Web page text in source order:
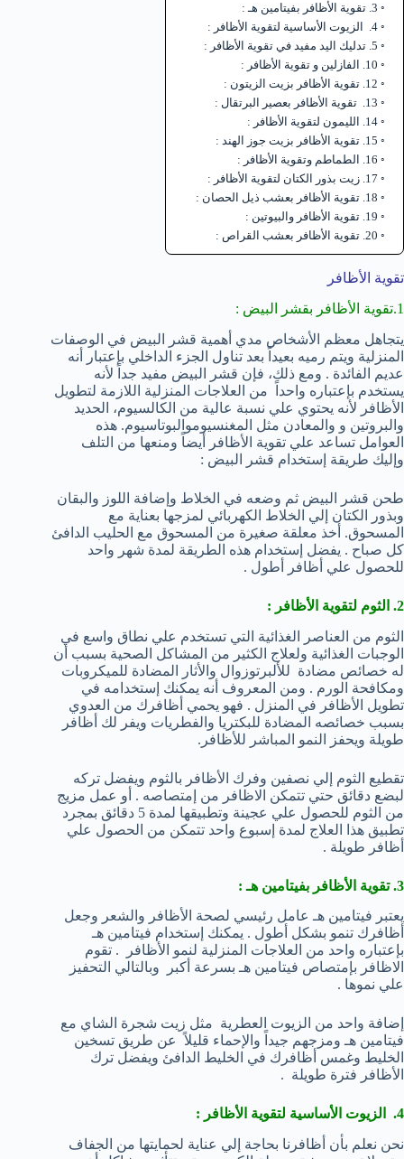
3. تقوية الأظافر بفيتامين هـ :
4. الزيوت الأساسية لتقوية الأظافر :
5. تدليك اليد مفيد في تقوية الأظافر :
10. الفازلين و تقوية الأظافر :
12. تقوية الأظافر بزيت الزيتون :
13. تقوية الأظافر بعصير البرتقال :
14. الليمون لتقوية الأظافر :
15. تقوية الأظافر بزيت جوز الهند :
16. الطماطم وتقوية الأظافر :
17. زيت بذور الكتان لتقوية الأظافر :
18. تقوية الأظافر بعشب ذيل الحصان :
19. تقوية الأظافر والبيوتين :
20. تقوية الأظافر بعشب القراص :
تقوية الأظافر
1.تقوية الأظافر بقشر البيض :
يتجاهل معظم الأشخاص مدي أهمية قشر البيض في الوصفات
المنزلية ويتم رميه بعيداً بعد تناول الجزء الداخلي بإعتبار أنه
عديم الفائدة . ومع ذلك، فإن قشر البيض مفيد جداً لأنه
يستخدم بإعتباره واحداً من العلاجات المنزلية اللازمة لتطويل
الأظافر لأنه يحتوي علي نسبة عالية من الكالسيوم، الحديد
والبروتين و والمعادن مثل المغنسيوموالبوتاسيوم. هذه
العوامل تساعد علي تقوية الأظافر أيضاً ومنعها من التلف
وإليك طريقة إستخدام قشر البيض :
طحن قشر البيض ثم وضعه في الخلاط وإضافة اللوز والبقان
وبذور الكتان إلي الخلاط الكهربائي لمزجها بعناية مع
المسحوق. أخذ معلقة صغيرة من المسحوق مع الحليب الدافئ
كل صباح . يفضل إستخدام هذه الطريقة لمدة شهر واحد
للحصول علي أظافر أطول .
2. الثوم لتقوية الأظافر :
الثوم من العناصر الغذائية التي تستخدم علي نطاق واسع في
الوجبات الغذائية ولعلاج الكثير من المشاكل الصحية بسبب أن
له خصائص مضادة للألبرتوزوال والأثار المضادة للميكروبات
ومكافحة الورم . ومن المعروف أنه يمكنك إستخدامه في
تطويل الأظافر في المنزل . فهو يحمي أظافرك من العدوي
بسبب خصائصه المضادة للبكتريا والفطريات ويفر لك أظافر
طويلة ويحفز النمو المباشر للأظافر.
تقطيع الثوم إلي نصفين وفرك الأظافر بالثوم ويفضل تركه
لبضع دقائق حتي تتمكن الاظافر من إمتصاصه . أو عمل مزيج
من الثوم للحصول علي عجينة وتطبيقها لمدة 5 دقائق بمجرد
تطبيق هذا العلاج لمدة إسبوع واحد تتمكن من الحصول علي
أظافر طويلة .
3. تقوية الأظافر بفيتامين هـ :
يعتبر فيتامين هـ عامل رئيسي لصحة الأظافر والشعر وجعل
أظافرك تنمو بشكل أطول . يمكنك إستخدام فيتامين هـ
بإعتباره واحد من العلاجات المنزلية لنمو الأظافر . تقوم
الاظافر بإمتصاص فيتامين هـ بسرعة أكبر وبالتالي التحفيز
علي نموها .
إضافة واحد من الزيوت العطرية مثل زيت شجرة الشاي مع
فيتامين هـ ومزجهم جيداً والإحماء قليلاً عن طريق تسخين
الخليط وغمس أظافرك في الخليط الدافئ ويفضل ترك
الأظافر فترة طويلة .
4. الزيوت الأساسية لتقوية الأظافر :
نحن نعلم بأن أظافرنا بحاجة إلي عناية لحمايتها من الجفاف